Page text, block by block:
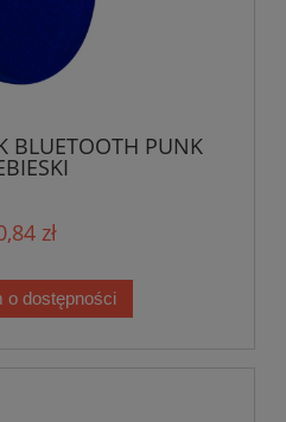
BLUETOOTH PUNK
zł
o dostępności